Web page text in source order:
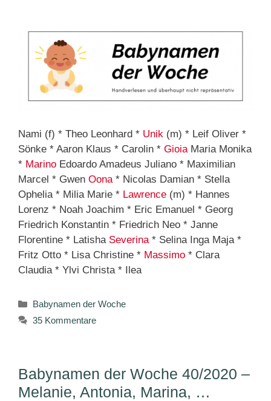
Nami (f) * Theo Leonhard * Unik (m) * Leif Oliver *
Sönke * Aaron Klaus * Carolin * GioiaMaria Monika
* Marino Edoardo Amadeus Juliano * Maximilian
Marcel * Gwen Oona* Nicolas Damian * Stella
Ophelia * Milia Marie * Lawrence (m) * Hannes
Lorenz * Noah Joachim * Eric Emanuel * Georg
Friedrich Konstantin * Friedrich Neo * Janne
Florentine * Latisha Severina* Selina Inga Maja *
Fritz Otto * Lisa Christine * Massimo * Clara
Claudia * Ylvi Christa * Ilea
Kategorien
Babynamen der Woche
35 Kommentare
Babynamen der Woche 40/2020 –
Melanie, Antonia, Marina, …